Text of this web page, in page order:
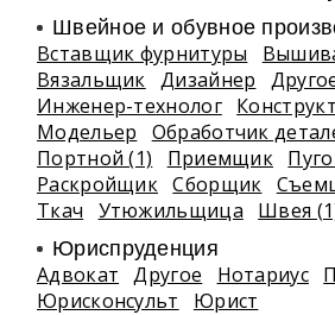
Швейное и обувное
Вставщик фурнитуры
Вязальщик Дизайнер
Инженер-технолог
Модельер
Обработчик
Портной (1)
Приемщик
Раскройщик Сборщик
Ткач
Утюжильщица Швея
Юриспруденция
Адвокат Другое Нотариус
Юрисконсульт
Юрист